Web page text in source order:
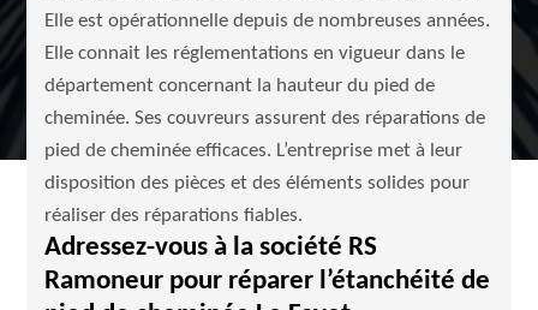
Elle est opérationnelle depuis de nombreuses années.
Elle connait les réglementations en vigueur dans le
département concernant la hauteur du pied de
cheminée. Ses couvreurs assurent des réparations de
pied de cheminée efficaces. L’entreprise met à leur
disposition des pièces et des éléments solides pour
réaliser des réparations fiables.
Adressez-vous à la société RS
Ramoneur pour réparer l’étanchéité de